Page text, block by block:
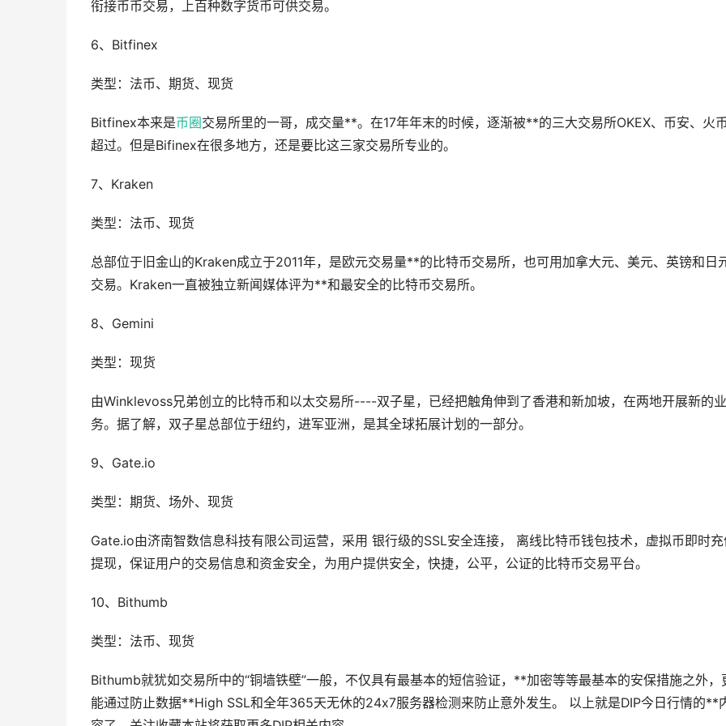
衔接币币交易，上百种数字货币可供交易。
6、Bitfinex
类型：法币、期货、现货
Bitfinex本来是币圈交易所里的一哥，成交量**。在17年年末的时候，逐渐被**的三大交易所OKEX、币安、火
超过。但是Bifinex在很多地方，还是要比这三家交易所专业的。
7、Kraken
类型：法币、现货
总部位于旧金山的Kraken成立于2011年，是欧元交易量**的比特币交易所，也可用加拿大元、美元、英镑和日
交易。Kraken一直被独立新闻媒体评为**和最安全的比特币交易所。
8、Gemini
类型：现货
由Winklevoss兄弟创立的比特币和以太交易所----双子星，已经把触角伸到了香港和新加坡，在两地开展新的业
务。据了解，双子星总部位于纽约，进军亚洲，是其全球拓展计划的一部分。
9、Gate.io
类型：期货、场外、现货
Gate.io由济南智数信息科技有限公司运营，采用 银行级的SSL安全连接， 离线比特币钱包技术，虚拟币即时
提现，保证用户的交易信息和资金安全，为用户提供安全，快捷，公平，公证的比特币交易平台。
10、Bithumb
类型：法币、现货
Bithumb就犹如交易所中的“铜墙铁壁”一般，不仅具有最基本的短信验证，**加密等等最基本的安保措施之外，
能通过防止数据**High SSL和全年365天无休的24x7服务器检测来防止意外发生。 以上就是DIP今日行情的**